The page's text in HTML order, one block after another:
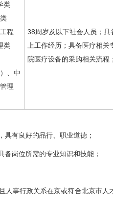
类
程
类
、中
理
38周岁及以下社会人员；具
上工作经历；具备医疗相
院医疗设备的采购相关流程
具有良好的品行、职业道德；
备岗位所需的专业知识和技能；
人事行政关系在京或符合北京市